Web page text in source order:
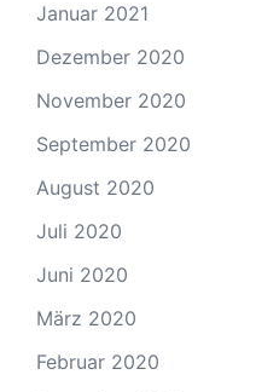
Januar 2021
Dezember 2020
November 2020
September 2020
August 2020
Juli 2020
Juni 2020
März 2020
Februar 2020